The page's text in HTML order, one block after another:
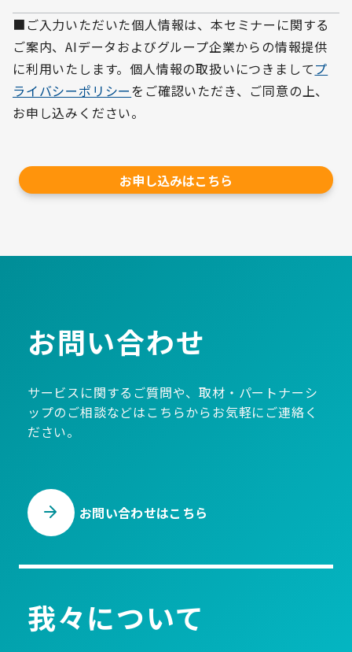
■ご入力いただいた個人情報は、本セミナーに関する
ご案内、AIデータおよびグループ企業からの情報提供
に利用いたします。個人情報の取扱いにつきましてプ
ライバシーポリシーをご確認いただき、ご同意の上、
お申し込みください。​
お申し込みはこちら
お問い合わせ
サービスに関するご質問や、取材・パートナーシ
ップのご相談などはこちらからお気軽にご連絡く
ださい。
お問い合わせはこちら
我々について